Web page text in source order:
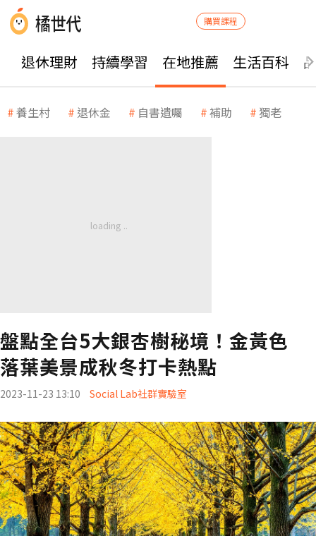
購買課程
退休理財 持續學習 在地推薦 生活百科
養生村 退休金 自書遺囑 補助 獨老
盤點全台5大銀杏樹秘境！金黃色
落葉美景成秋冬打卡熱點
2023-11-23 13:10 Social Lab社群實驗室